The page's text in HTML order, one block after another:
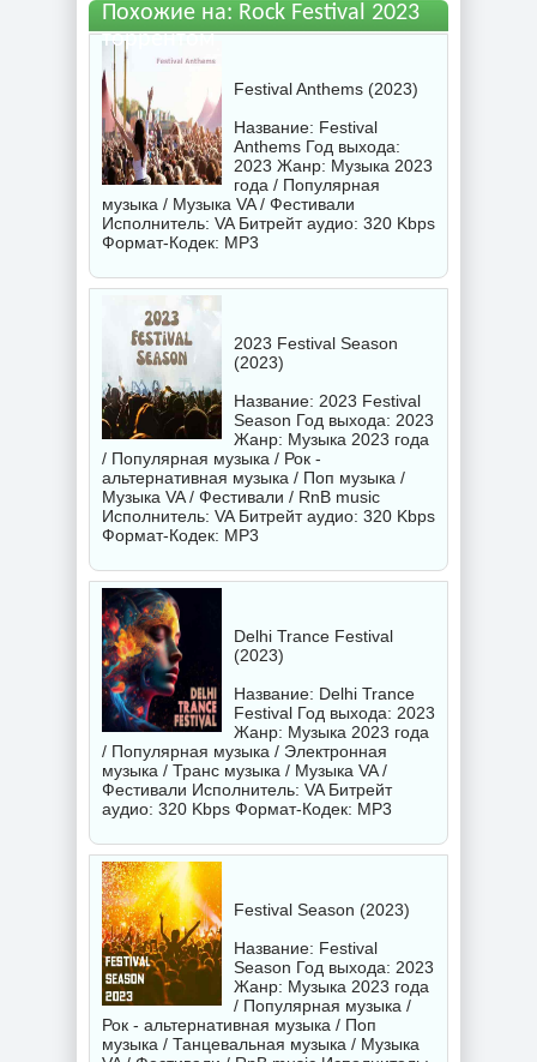
Похожие на: Rock Festival 2023
торрентом
Festival Anthems (2023)
Название: Festival
Anthems Год выхода:
2023 Жанр: Музыка 2023
года / Популярная
музыка / Музыка VA / Фестивали
Исполнитель: VAБитрейт аудио: 320 Kbps
Формат-Кодек: MP3
2023 Festival Season
(2023)
Название: 2023 Festival
Season Год выхода: 2023
Жанр: Музыка 2023 года
/ Популярная музыка / Рок -
альтернативная музыка / Поп музыка /
Музыка VA / Фестивали / RnB music
Исполнитель: VAБитрейт аудио: 320 Kbps
Формат-Кодек: MP3
Delhi Trance Festival
(2023)
Название: Delhi Trance
Festival Год выхода: 2023
Жанр: Музыка 2023 года
/ Популярная музыка / Электронная
музыка / Транс музыка / Музыка VA /
Фестивали Исполнитель: VAБитрейт
аудио: 320 Kbps Формат-Кодек: MP3
Festival Season (2023)
Название: Festival
Season Год выхода: 2023
Жанр: Музыка 2023 года
/ Популярная музыка /
Рок - альтернативная музыка / Поп
музыка / Танцевальная музыка / Музыка